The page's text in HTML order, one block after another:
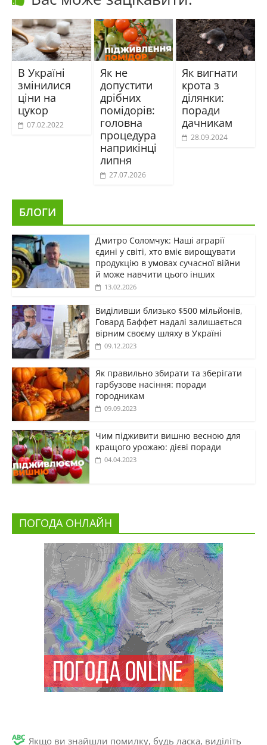
В Україні
змінилися
ціни на
цукор
07.02.2022
Як не
допустити
дрібних
помідорів:
головна
процедура
наприкінці
липня
27.07.2026
Як вигнати
крота з
ділянки:
поради
дачникам
28.09.2024
БЛОГИ
Дмитро Соломчук: Наші аграрії
єдині у світі, хто вміє вирощувати
продукцію в умовах сучасної війни
й може навчити цього інших
13.02.2026
Виділивши близько $500 мільйонів,
Говард Баффет надалі залишається
вірним своєму шляху в Україні
09.12.2023
Як правильно збирати та зберігати
гарбузове насіння: поради
городникам
09.09.2023
Чим підживити вишню весною для
кращого урожаю: дієві поради
04.04.2023
ПОГОДА ОНЛАЙН
Якщо ви знайшли помилку, будь ласка, виділіть